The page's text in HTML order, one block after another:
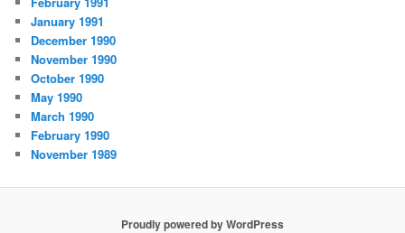
January 1991
December 1990
November 1990
October 1990
May 1990
March 1990
February 1990
November 1989
Proudly powered by WordPress